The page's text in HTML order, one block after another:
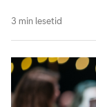
3 min lesetid